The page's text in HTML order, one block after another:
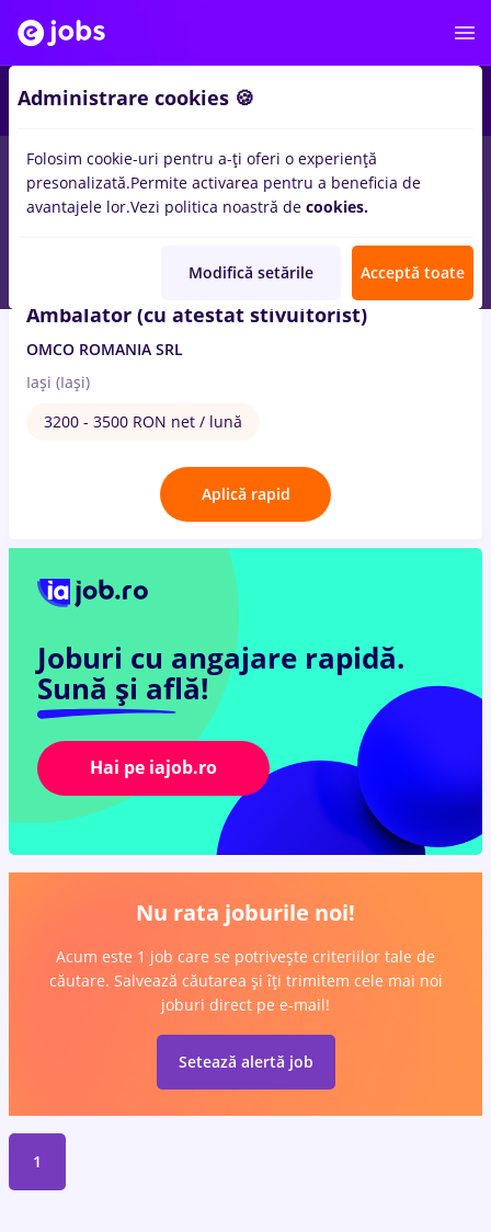
loc de muncacu salarii ambalatorinIasi (Iasi)
Ambalator (cu atestat stivuitorist)
OMCO ROMANIA SRL
Iași (Iași)
3200 - 3500 RON net / lună
Aplică rapid
Joburi cu angajare rapidă.
Sună și află!
Hai pe iajob.ro
Nu rata joburile noi!
Acum este 1 job care se potrivește criteriilor tale de
căutare. Salvează căutarea și îți trimitem cele mai noi
joburi direct pe e-mail!
Setează alertă job
1
Administrare cookies 🍪
Folosim cookie-uri pentru a-ți oferi o experiență
presonalizată.Permite activarea pentru a beneficia de
avantajele lor.Vezi politica noastră de cookies.
Modifică setările Acceptă toate